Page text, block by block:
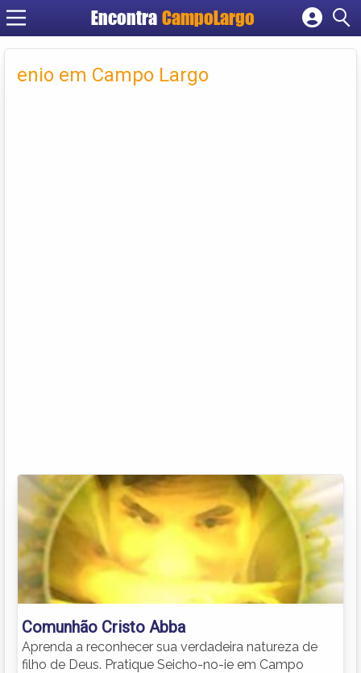
Encontra CampoLargo
Cadastrar empresa
Criar conta
enio em Campo Largo
Comunhão Cristo Abba
Aprenda a reconhecer sua verdadeira natureza de
filho de Deus. Pratique Seicho-no-ie em Campo